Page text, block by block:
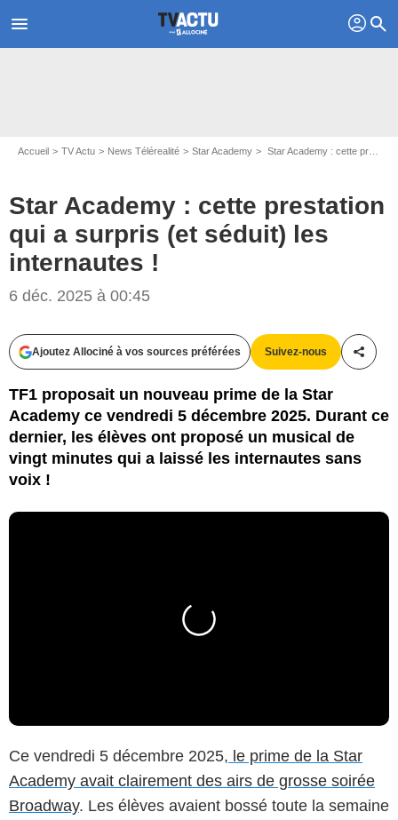
menu profil search
Accueil TV Actu News Télérealité Star Academy Star Academy : cette prestation qui a surpris (et séduit) les internautes !
Star Academy : cette prestation
qui a surpris (et séduit) les
internautes !
6 déc. 2025 à 00:45
Ajoutez Allociné à vos sources préférées Suivez-nous
TF1 proposait un nouveau prime de la Star
Academy ce vendredi 5 décembre 2025. Durant ce
dernier, les élèves ont proposé un musical de
vingt minutes qui a laissé les internautes sans
voix !
Ce vendredi 5 décembre 2025, le prime de la Star
Academy avait clairement des airs de grosse soirée
Broadway. Les élèves avaient bossé toute la semaine